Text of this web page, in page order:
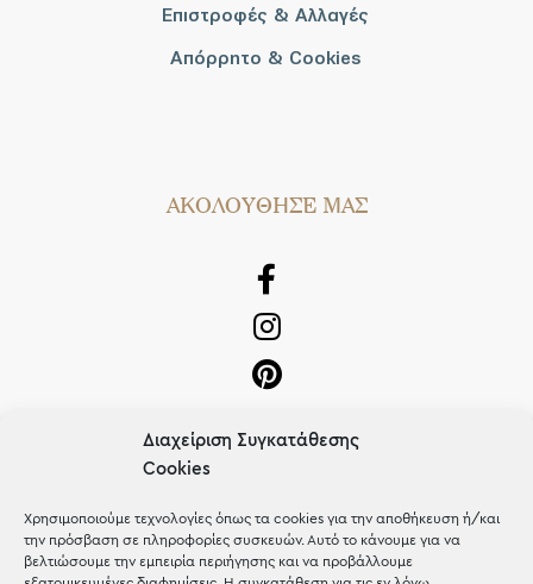
Διαχείριση Συγκατάθεσης
Cookies
Χρησιμοποιούμε τεχνολογίες όπως τα cookies για την αποθήκευση ή/και
την πρόσβαση σε πληροφορίες συσκευών. Αυτό το κάνουμε για να
βελτιώσουμε την εμπειρία περιήγησης και να προβάλλουμε
Επιστροφές & Αλλαγές
Απόρρητο & Cookies
AΚΟΛΟΥΘΗΣΕ ΜΑΣ
OUR RECIPE